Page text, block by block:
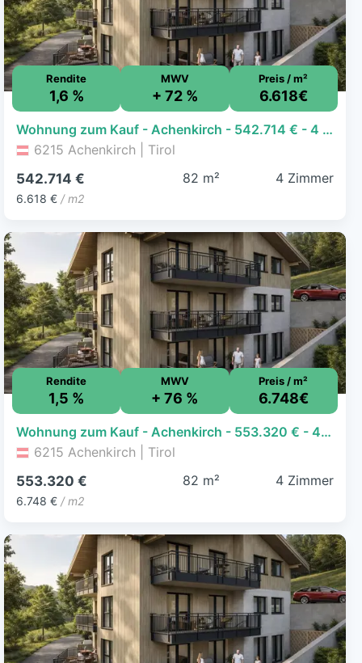
Rendite
1,6 %
MWV
+ 72 %
Preis / m²
6.618€
Wohnung zum Kauf - Achenkirch - 542.714 € - 4 Zimmer, 82 m²
6215 Achenkirch | Tirol
542.714 €
6.618 € / m2
82 m² 4 Zimmer
Rendite
1,5 %
MWV
+ 76 %
Preis / m²
6.748€
Wohnung zum Kauf - Achenkirch - 553.320 € - 4 Zimmer, 82 m²
6215 Achenkirch | Tirol
553.320 €
6.748 € / m2
82 m² 4 Zimmer